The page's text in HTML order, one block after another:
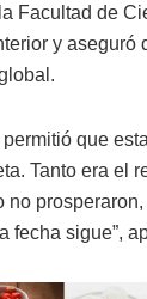
Facultad de
y
que
Tanto era el
no
fecha sigue”,